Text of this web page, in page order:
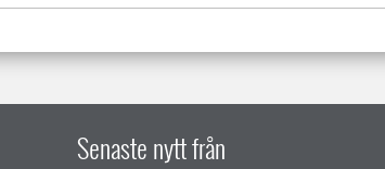
Senaste nytt från